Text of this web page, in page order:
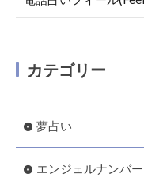
カテゴリー
夢占い
エンジェルナンバー